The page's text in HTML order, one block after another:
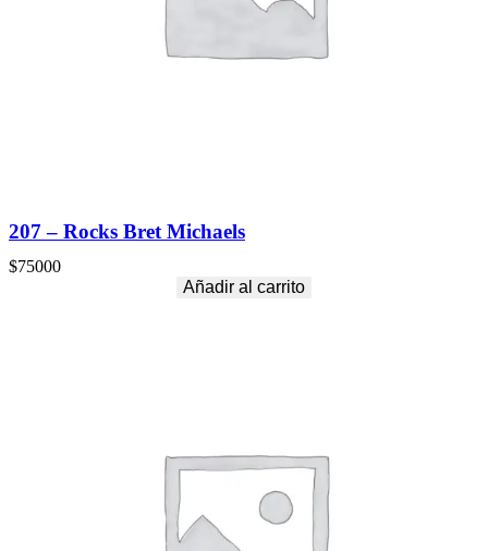
207 – Rocks Bret Michaels
$75000
Añadir al carrito